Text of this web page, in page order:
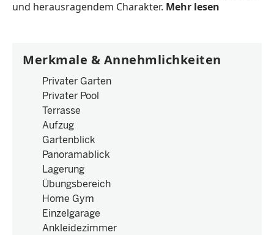
und herausragendem Charakter. Mehr lesen
Merkmale & Annehmlichkeiten
Privater Garten
Privater Pool
Terrasse
Aufzug
Gartenblick
Panoramablick
Lagerung
Übungsbereich
Home Gym
Einzelgarage
Ankleidezimmer